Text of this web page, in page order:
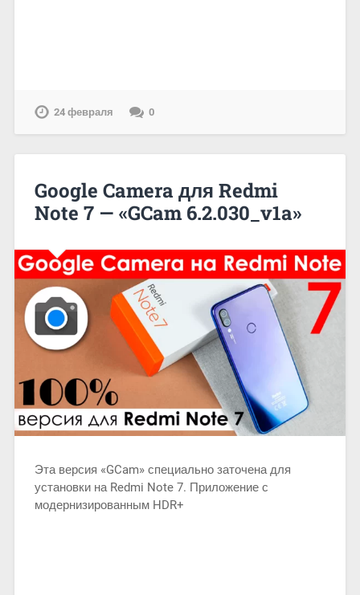
24 февраля 0
Google Camera для Redmi
Note 7 — «GCam 6.2.030_v1a»
Эта версия «GCam» специально заточена для
установки на Redmi Note 7. Приложение с
модернизированным HDR+